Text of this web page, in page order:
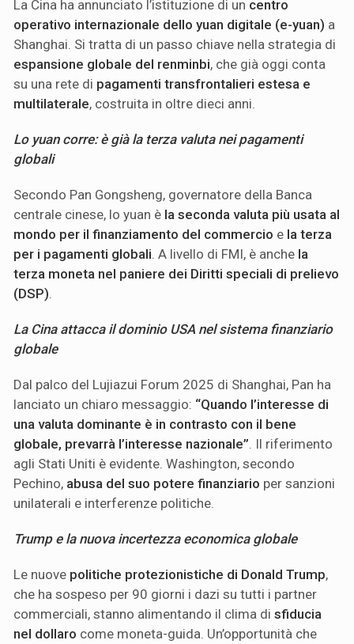
La Cina ha annunciato l’istituzione di un centro
operativo internazionale dello yuan digitale (e-yuan) a
Shanghai. Si tratta di un passo chiave nella strategia di
espansione globale del renminbi, che già oggi conta
su una rete di pagamenti transfrontalieri estesa e
multilaterale, costruita in oltre dieci anni.
Lo yuan corre: è già la terza valuta nei pagamenti
globali
Secondo Pan Gongsheng, governatore della Banca
centrale cinese, lo yuan è la seconda valuta più usata al
mondo per il finanziamento del commercio e la terza
per i pagamenti globali . A livello di FMI, è anche la
terza moneta nel paniere dei Diritti speciali di prelievo
(DSP)
La Cina attacca il dominio USA nel sistema finanziario
globale
Dal palco del Lujiazui Forum 2025 di Shanghai, Pan ha
lanciato un chiaro messaggio: “Quando l’interesse di
una valuta dominante è in contrasto con il bene
globale, prevarrà l’interesse nazionale” . Il riferimento
agli Stati Uniti è evidente. Washington, secondo
Pechino, abusa del suo potere finanziario per sanzioni
unilaterali e interferenze politiche.
Trump e la nuova incertezza economica globale
Le nuove politiche protezionistiche di Donald Trump,
che ha sospeso per 90 giorni i dazi su tutti i partner
commerciali, stanno alimentando il clima di sfiducia
nel dollaro come moneta-guida. Un’opportunità che